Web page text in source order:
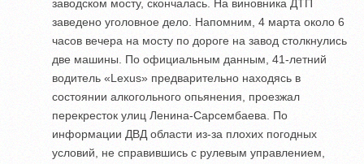
заводском мосту, скончалась. На виновника ДТП
заведено уголовное дело. Напомним, 4 марта около 6
часов вечера на мосту по дороге на завод столкнулись
две машины. По официальным данным, 41-летний
водитель «Lexus» предварительно находясь в
состоянии алкогольного опьянения, проезжал
перекресток улиц Ленина-Сарсембаева. По
информации ДВД области из-за плохих погодных
условий, не справившись с рулевым управлением,